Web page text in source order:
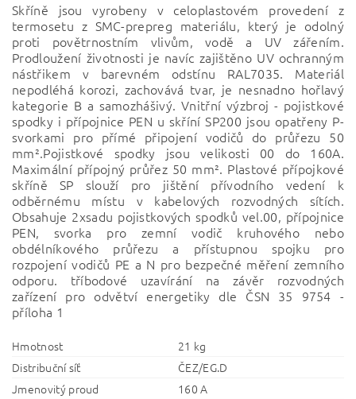
Skříně jsou vyrobeny v celoplastovém provedení z
termosetu z SMC-prepreg materiálu, který je odolný
proti povětrnostním vlivům, vodě a UV zářením.
Prodloužení životnosti je navíc zajištěno UV ochranným
nástřikem v barevném odstínu RAL7035. Materiál
nepodléhá korozi, zachovává tvar, je nesnadno hořlavý
kategorie B a samozhášivý. Vnitřní výzbroj - pojistkové
spodky i přípojnice PEN u skříní SP200 jsou opatřeny P-
svorkami pro přímé připojení vodičů do průřezu 50
mm².Pojistkové spodky jsou velikosti 00 do 160A.
Maximální přípojný průřez 50 mm². Plastové přípojkové
skříně SP slouží pro jištění přívodního vedení k
odběrnému místu v kabelových rozvodných sítích.
Obsahuje 2xsadu pojistkových spodků vel.00, přípojnice
PEN, svorka pro zemní vodič kruhového nebo
obdélníkového průřezu a přístupnou spojku pro
rozpojení vodičů PE a N pro bezpečné měření zemního
odporu. tříbodové uzavírání na závěr rozvodných
zařízení pro odvětví energetiky dle ČSN 35 9754 -
příloha 1
Hmotnost
21 kg
Distribuční síť
ČEZ/EG.D
Jmenovitý proud
160 A